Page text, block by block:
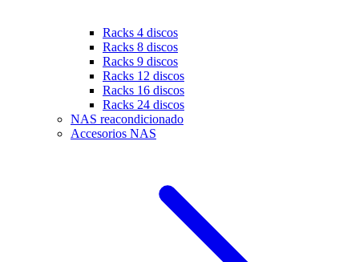
Racks 4 discos
Racks 8 discos
Racks 9 discos
Racks 12 discos
Racks 16 discos
Racks 24 discos
NAS reacondicionado
Accesorios NAS